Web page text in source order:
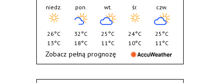
niedz.
26°C
13°C
pon.
32°C
18°C
wt.
25°C
11°C
śr.
24°C
10°C
czw.
25°C
11°C
Zobacz pełną prognozę